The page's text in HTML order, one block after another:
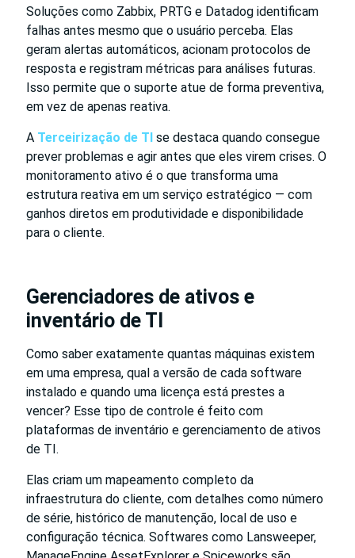
Soluções como Zabbix, PRTG e Datadog identificam
falhas antes mesmo que o usuário perceba. Elas
geram alertas automáticos, acionam protocolos de
resposta e registram métricas para análises futuras.
Isso permite que o suporte atue de forma preventiva,
em vez de apenas reativa.
A Terceirização de TI se destaca quando consegue
prever problemas e agir antes que eles virem crises. O
monitoramento ativo é o que transforma uma
estrutura reativa em um serviço estratégico — com
ganhos diretos em produtividade e disponibilidade
para o cliente.
Gerenciadores de ativos e
inventário de TI
Como saber exatamente quantas máquinas existem
em uma empresa, qual a versão de cada software
instalado e quando uma licença está prestes a
vencer? Esse tipo de controle é feito com
plataformas de inventário e gerenciamento de ativos
de TI.
Elas criam um mapeamento completo da
infraestrutura do cliente, com detalhes como número
de série, histórico de manutenção, local de uso e
configuração técnica. Softwares como Lansweeper,